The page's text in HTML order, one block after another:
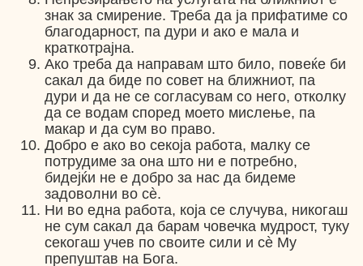
знак за смирение. Треба да ја прифатиме со
благодарност, па дури и ако е мала и
краткотрајна.
Ако треба да направам што било, повеќе би
сакал да биде по совет на ближниот, па
дури и да не се согласувам со него, отколку
да се водам според моето мислење, па
макар и да сум во право.
Добро е ако во секоја работа, малку се
потрудиме за она што ни е потребно,
бидејќи не е добро за нас да бидеме
задоволни во сè.
Ни во една работа, која се случува, никогаш
не сум сакал да барам човечка мудрост, туку
секогаш учев по своите сили и сè Му
препуштав на Бога.